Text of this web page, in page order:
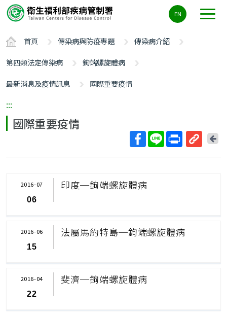
要
容
ALT+C
EN
首頁 傳染病與防疫專題
傳染病介紹
第四類法定傳染病
鉤端螺旋體病
最新消息及疫情訊息
國際重要疫情
:::
國際重要疫情
回
印度─鉤端螺旋體病
2016-07
06
法屬馬約特島─鉤端螺旋體病
2016-06
15
斐濟─鉤端螺旋體病
2016-04
22